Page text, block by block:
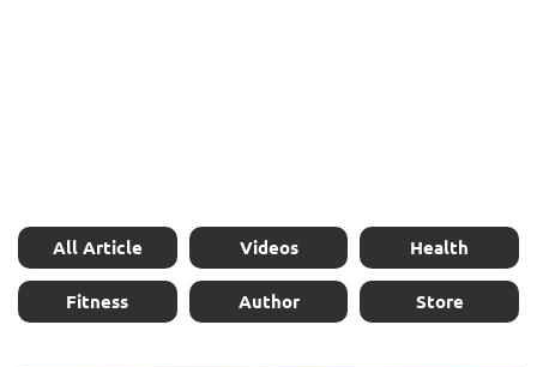
All Article Videos Health
Fitness Author Store